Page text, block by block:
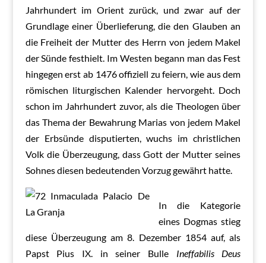
Jahrhundert im Orient zurück, und zwar auf der
Grundlage einer Überlieferung, die den Glauben an
die Freiheit der Mutter des Herrn von jedem Makel
der Sünde festhielt. Im Westen begann man das Fest
hingegen erst ab 1476 offiziell zu feiern, wie aus dem
römischen liturgischen Kalender hervorgeht. Doch
schon im Jahrhundert zuvor, als die Theologen über
das Thema der Bewahrung Marias von jedem Makel
der Erbsünde disputierten, wuchs im christlichen
Volk die Überzeugung, dass Gott der Mutter seines
Sohnes diesen bedeutenden Vorzug gewährt hatte.
In die Kategorie
eines Dogmas stieg
diese Überzeugung am 8. Dezember 1854 auf, als
Papst Pius IX. in seiner Bulle Ineffabilis Deus